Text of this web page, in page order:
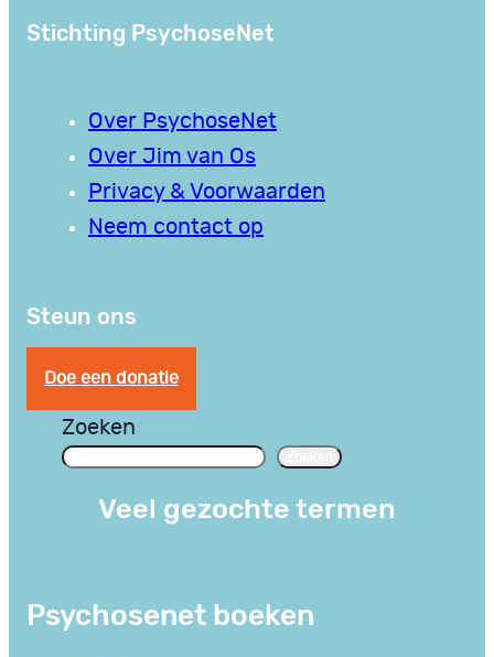
Stichting PsychoseNet
Over PsychoseNet
Over Jim van Os
Privacy & Voorwaarden
Neem contact op
Steun ons
Doe een donatie
Zoeken
Veel gezochte termen
Psychosenet boeken